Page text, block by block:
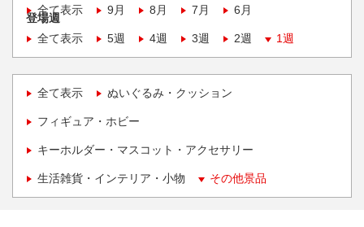
全て表示
9月 8月 7月 6月
登場週
全て表示
5週 4週 3週 2週 1週
全て表示 ぬいぐるみ・クッション
フィギュア・ホビー
キーホルダー・マスコット・アクセサリー
生活雑貨・インテリア・小物 その他景品